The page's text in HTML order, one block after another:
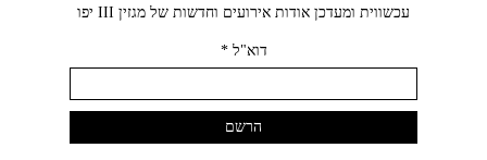
עכשווית ומעדכן אודות אירועים וחדשות של מגזין III יפו‬
דוא"ל*